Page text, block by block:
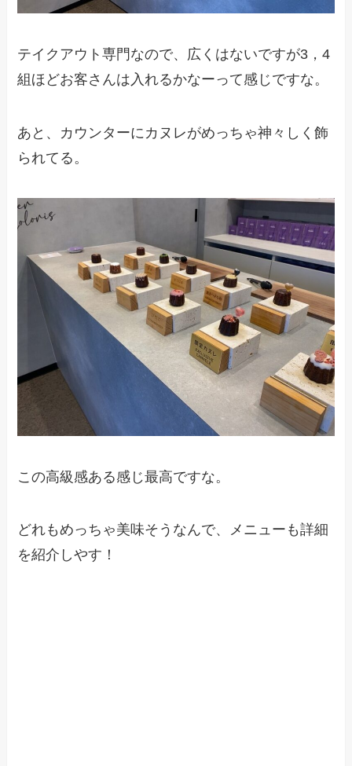
テイクアウト専門なので、広くはないですが3，4
組ほどお客さんは入れるかなーって感じですな。
あと、カウンターにカヌレがめっちゃ神々しく飾
られてる。
この高級感ある感じ最高ですな。
どれもめっちゃ美味そうなんで、メニューも詳細
を紹介しやす！